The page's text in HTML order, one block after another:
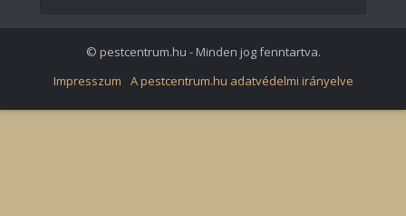
© pestcentrum.hu - Minden jog fenntartva.
Impresszum
A pestcentrum.hu adatvédelmi irányelve